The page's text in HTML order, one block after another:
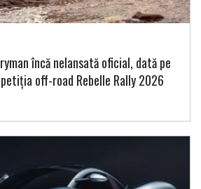
încă nelansată oficial, dată pe
off-road Rebelle Rally 2026